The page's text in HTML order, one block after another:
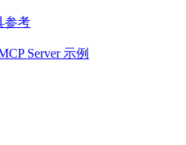
参考
Server 示例